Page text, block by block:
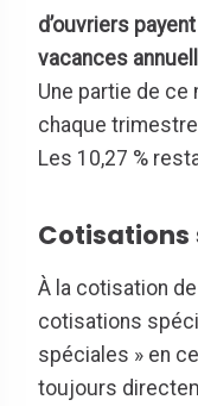
d’ouvriers
vacances
Une partie de ce
chaque
Les 10,27 %
Cotisations
À la cotisation
cotisations
spéciales » en
toujours